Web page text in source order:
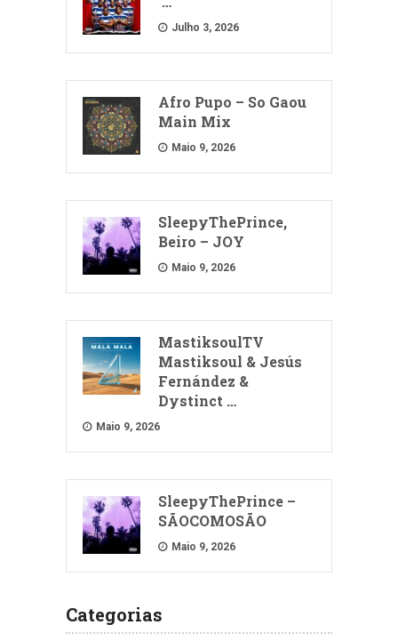
Julho 3, 2026
Afro Pupo – So Gaou
Main Mix
Maio 9, 2026
SleepyThePrince,
Beiro – JOY
Maio 9, 2026
MastiksoulTV
Mastiksoul & Jesús
Fernández &
Dystinct …
Maio 9, 2026
SleepyThePrince –
SÃOCOMOSÃO
Maio 9, 2026
Categorias